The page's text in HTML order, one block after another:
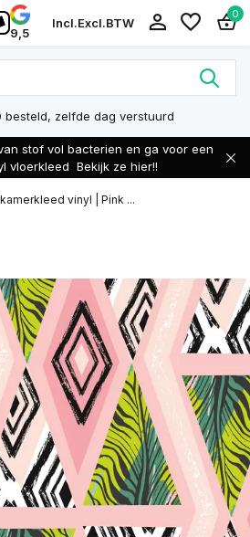
9,5
Incl.Excl.BTW
0
besteld, zelfde dag verstuurd
stof vol bacterien en ga voor een
vloerkleed Bekijk ze hier!!
vinyl | Pink ...